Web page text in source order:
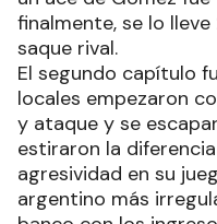
finalmente, se lo
saque rival.
El segundo capítulo
locales empezaron
y ataque y se
estiraron la
agresividad en su
argentino más